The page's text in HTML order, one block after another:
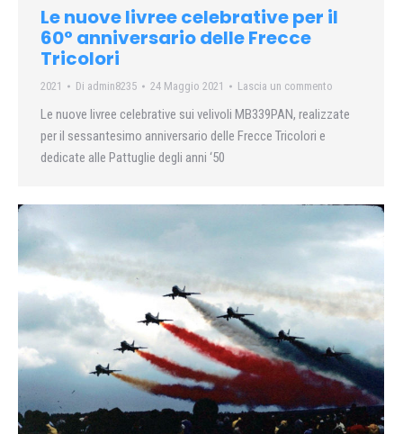
Le nuove livree celebrative per il
60° anniversario delle Frecce
Tricolori
2021 Di admin8235 24 Maggio 2021 Lascia un commento
Le nuove livree celebrative sui velivoli MB339PAN, realizzate
per il sessantesimo anniversario delle Frecce Tricolori e
dedicate alle Pattuglie degli anni ‘50